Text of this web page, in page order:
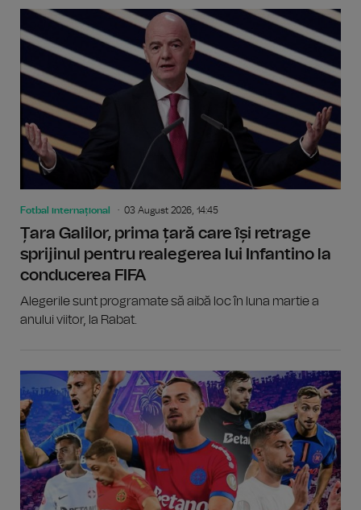
Fotbal internațional 03 August 2026, 14:45
Țara Galilor, prima țară care își retrage
sprijinul pentru realegerea lui Infantino la
conducerea FIFA
Alegerile sunt programate să aibă loc în luna martie a
anului viitor, la Rabat.